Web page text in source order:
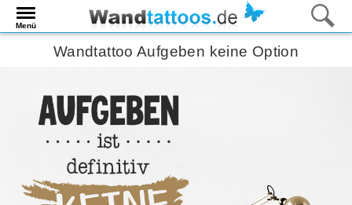
Menü
Wandtattoo Aufgeben keine Option